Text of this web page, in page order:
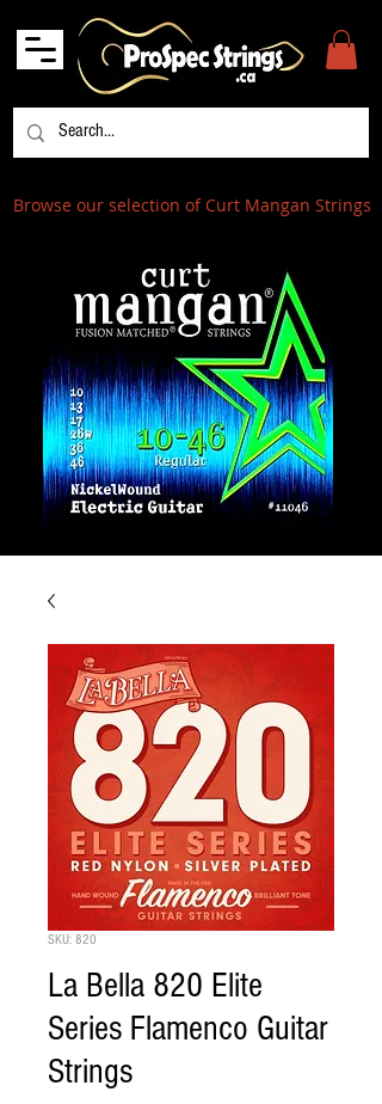
Browse our selection of Curt Mangan Strings
SKU: 820
La Bella 820 Elite
Series Flamenco Guitar
Strings